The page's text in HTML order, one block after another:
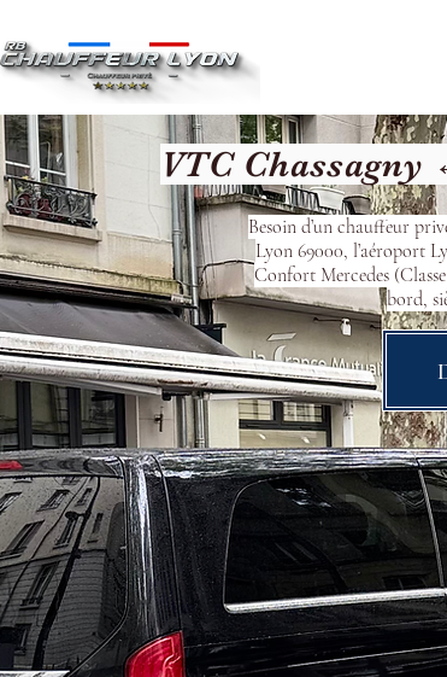
VTC Chassagny
Besoin d’un chauffeur
Lyon 69000, l’aéroport
Confort Mercedes
bord,